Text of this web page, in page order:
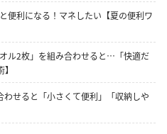
便利になる！マネしたい【夏の便利ワ
ル2枚」を組み合わせると…「快適だ
せると「小さくて便利」「収納しや